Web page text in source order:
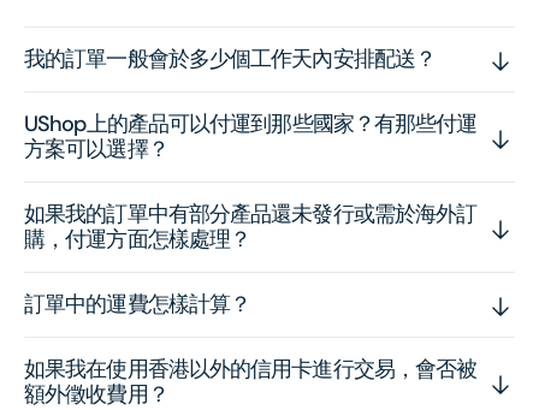
我的訂單一般會於多少個工作天內安排配送？
UShop上的產品可以付運到那些國家？有那些付運
方案可以選擇？
如果我的訂單中有部分產品還未發行或需於海外訂
購，付運方面怎樣處理？
訂單中的運費怎樣計算？
如果我在使用香港以外的信用卡進行交易，會否被
額外徵收費用？